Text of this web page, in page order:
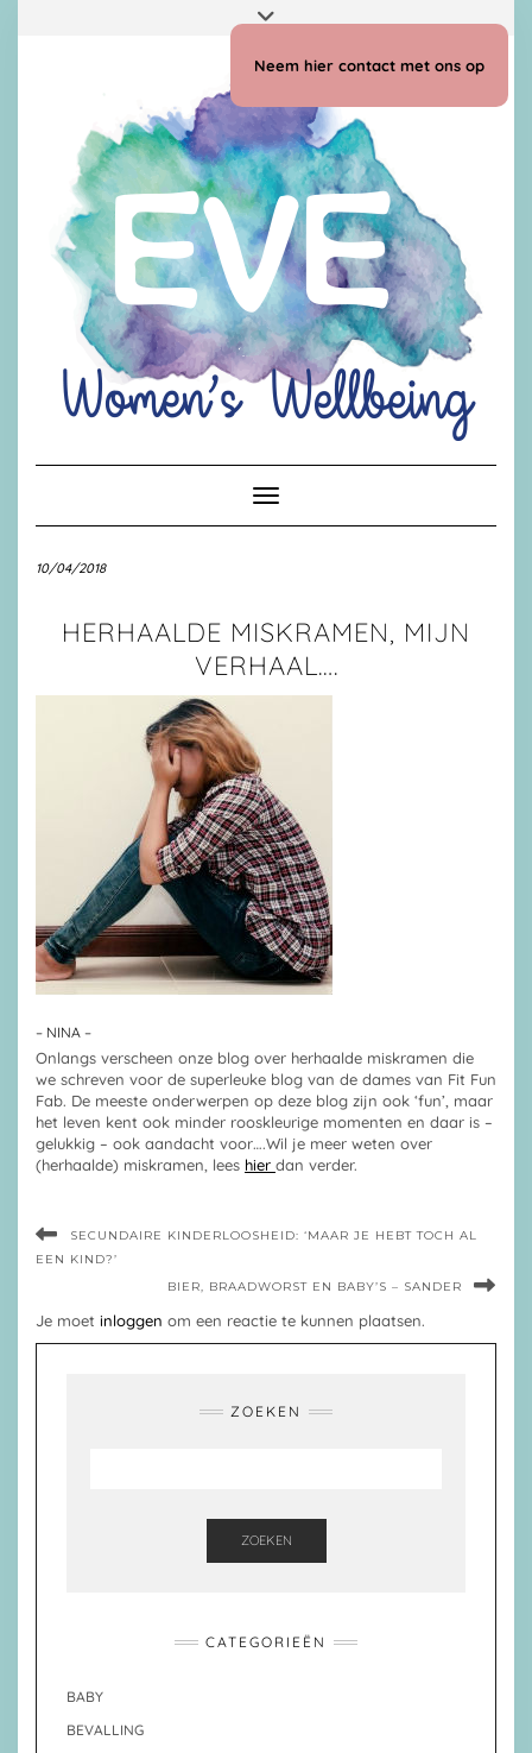
Neem hier contact met ons op
Toggle navigatie
10/04/2018
HERHAALDE MISKRAMEN, MIJN
VERHAAL….
– NINA –
Onlangs verscheen onze blog over herhaalde miskramen die
we schreven voor de superleuke blog van de dames van Fit Fun
Fab. De meeste onderwerpen op deze blog zijn ook ‘fun’, maar
het leven kent ook minder rooskleurige momenten en daar is –
gelukkig – ook aandacht voor….Wil je meer weten over
(herhaalde) miskramen, lees hier dan verder.
SECUNDAIRE KINDERLOOSHEID: ‘MAAR JE HEBT TOCH AL
EEN KIND?’
BIER, BRAADWORST EN BABY’S – SANDER
Je moet inloggen om een reactie te kunnen plaatsen.
ZOEKEN
ZOEKEN
CATEGORIEËN
BABY
BEVALLING